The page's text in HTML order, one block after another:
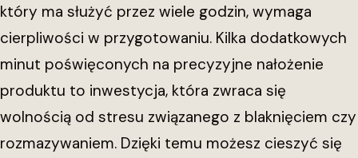
który ma służyć przez wiele godzin, wymaga
cierpliwości w przygotowaniu. Kilka dodatkowych
minut poświęconych na precyzyjne nałożenie
produktu to inwestycja, która zwraca się
wolnością od stresu związanego z blaknięciem czy
rozmazywaniem. Dzięki temu możesz cieszyć się